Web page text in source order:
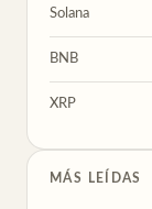
Solana
BNB
XRP
MÁS LEÍDAS